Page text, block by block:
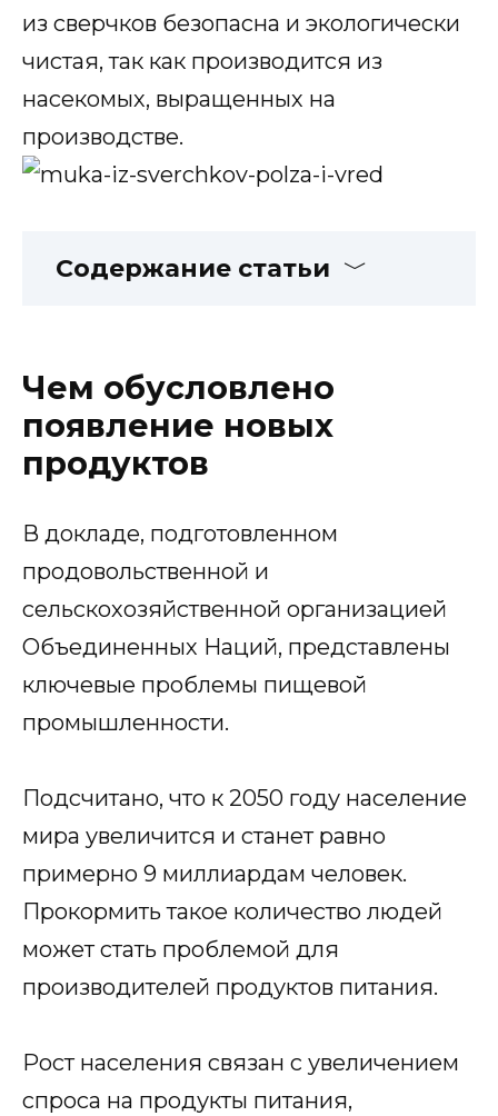
из сверчков безопасна и экологически
чистая, так как производится из
насекомых, выращенных на
производстве.
Содержание статьи
Чем обусловлено
появление новых
продуктов
В докладе, подготовленном
продовольственной и
сельскохозяйственной организацией
Объединенных Наций, представлены
ключевые проблемы пищевой
промышленности.
Подсчитано, что к 2050 году население
мира увеличится и станет равно
примерно 9 миллиардам человек.
Прокормить такое количество людей
может стать проблемой для
производителей продуктов питания.
Рост населения связан с увеличением
спроса на продукты питания,